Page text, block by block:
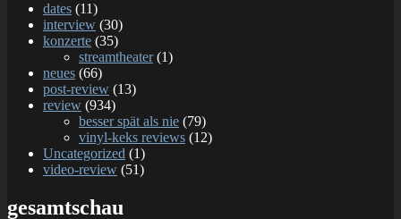
dates (11)
interview (30)
konzerte (35)
streamtheater(1)
neues (66)
post-review (13)
review (934)
besser spät als nie (79)
vinyl-keks reviews (12)
Uncategorized (1)
video-review (51)
gesamtschau